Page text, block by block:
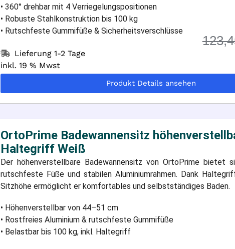
• 360° drehbar mit 4 Verriegelungspositionen
• Robuste Stahlkonstruktion bis 100 kg
• Rutschfeste Gummifüße & Sicherheitsverschlüsse
Lieferung 1-2 Tage
inkl. 19 % Mwst
Produkt Details ansehen
OrtoPrime Badewannensitz
Haltegriff Weiß
Der höhenverstellbare Badewannensitz von OrtoPrime bietet
rutschfeste Füße und stabilen Aluminiumrahmen. Dank
Sitzhöhe ermöglicht er komfortables und selbstständiges Baden.
• Höhenverstellbar von 44–51 cm
• Rostfreies Aluminium & rutschfeste Gummifüße
• Belastbar bis 100 kg, inkl. Haltegriff